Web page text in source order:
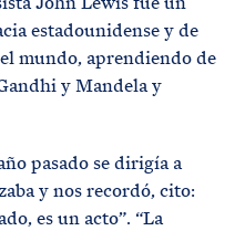
estadounidense y de
mundo, aprendiendo de
y Mandela y
pasado se dirigía a
y nos recordó, cito:
es un acto”. “La